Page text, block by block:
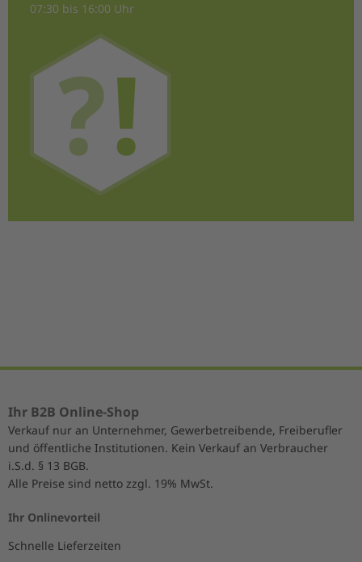
07:30 bis 16:00 Uhr
Ihr B2B Online-Shop
Verkauf nur an Unternehmer, Gewerbetreibende, Freiberufler
und öffentliche Institutionen. Kein Verkauf an Verbraucher
i.S.d. § 13 BGB.
Alle Preise sind netto zzgl. 19% MwSt.
Ihr Onlinevorteil
Schnelle Lieferzeiten